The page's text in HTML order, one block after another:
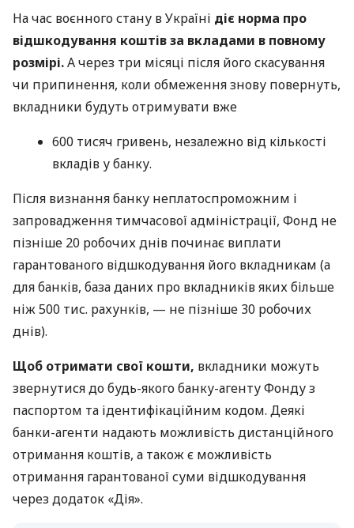
На час воєнного стану в Україні діє норма про
відшкодування коштів за вкладами в повному
розмірі.А через три місяці після його скасування
чи припинення, коли обмеження знову повернуть,
вкладники будуть отримувати вже
600 тисяч гривень, незалежно від кількості
вкладів у банку.
Після визнання банку неплатоспроможним і
запровадження тимчасової адміністрації, Фонд не
пізніше 20 робочих днів починає виплати
гарантованого відшкодування його вкладникам (а
для банків, база даних про вкладників яких більше
ніж 500 тис. рахунків, — не пізніше 30 робочих
днів).
Щоб отримати свої кошти, вкладники можуть
звернутися до будь-якого банку-агенту Фонду з
паспортом та ідентифікаційним кодом. Деякі
банки-агенти надають можливість дистанційного
отримання коштів, а також є можливість
отримання гарантованої суми відшкодування
через додаток «Дія».